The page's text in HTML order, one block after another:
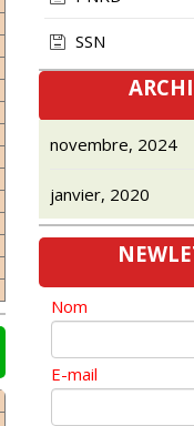
SSN
novembre, 2024
janvier, 2020
Nom
E-mail